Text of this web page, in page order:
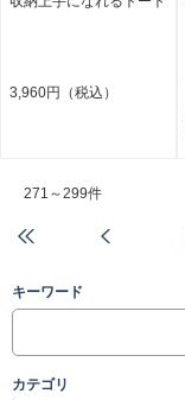
3,960円（税込）
271～299件
キーワード
カテゴリ